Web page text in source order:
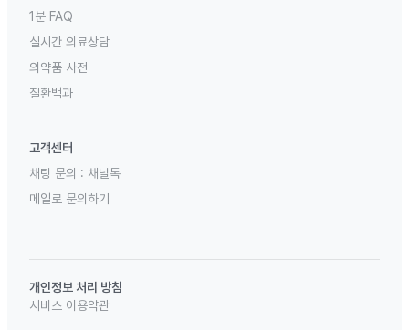
1분 FAQ
실시간 의료상담
의약품 사전
질환백과
고객센터
채팅 문의 : 채널톡
메일로 문의하기
개인정보 처리 방침
서비스 이용약관